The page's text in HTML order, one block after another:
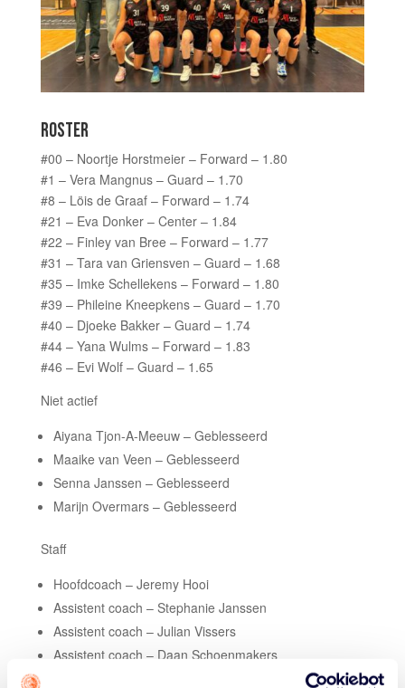
ROSTER
#00 – Noortje Horstmeier – Forward – 1.80
#1 – Vera Mangnus – Guard – 1.70
#8 – Löis de Graaf – Forward – 1.74
#21 – Eva Donker – Center – 1.84
#22 – Finley van Bree – Forward – 1.77
#31 – Tara van Griensven – Guard – 1.68
#35 – Imke Schellekens – Forward – 1.80
#39 – Phileine Kneepkens – Guard – 1.70
#40 – Djoeke Bakker – Guard – 1.74
#44 – Yana Wulms – Forward – 1.83
#46 – Evi Wolf – Guard – 1.65
Niet actief
Aiyana Tjon-A-Meeuw – Geblesseerd
Maaike van Veen – Geblesseerd
Senna Janssen – Geblesseerd
Marijn Overmars – Geblesseerd
Staff
Hoofdcoach – Jeremy Hooi
Assistent coach – Stephanie Janssen
Assistent coach – Julian Vissers
Assistent coach – Daan Schoenmakers